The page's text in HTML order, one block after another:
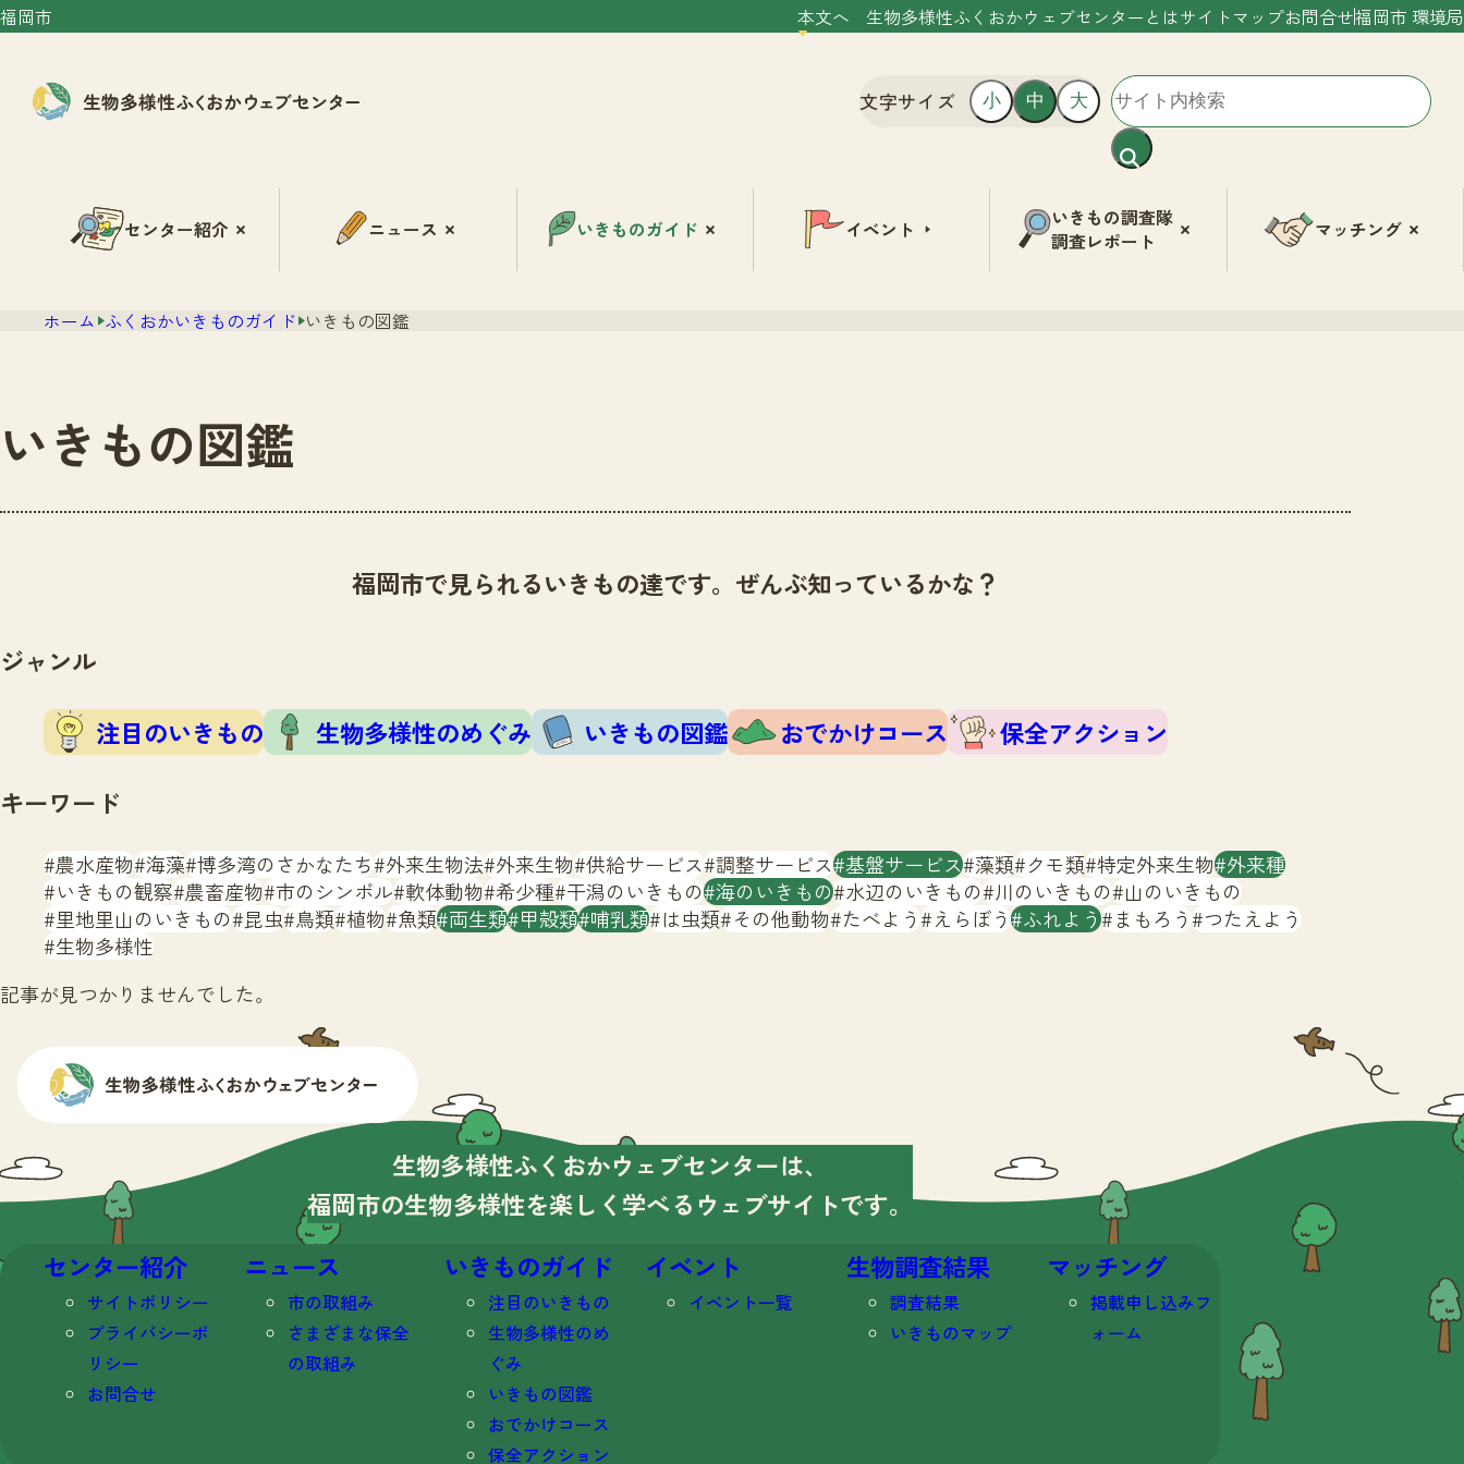
福岡市 本文へ 生物多様性ふくおかウェブセンターとはサイトマップお問合せ福岡市 環境局
文字サイズ 小 中 大
センター紹介 ニュース いきものガイド イベント
いきもの調査隊
調査レポート
マッチング
ホーム ふくおかいきものガイド いきもの図鑑
いきもの図鑑
福岡市で見られるいきもの達です。ぜんぶ知っているかな？
ジャンル
注目のいきもの 生物多様性のめぐみ いきもの図鑑 おでかけコース
保全アクション
キーワード
農水産物 海藻 博多湾のさかなたち 外来生物法 外来生物 供給サービス 調整サービス 基盤サービス 藻類 クモ類 特定外来生物 外来種
いきもの観察 農畜産物 市のシンボル 軟体動物 希少種 干潟のいきもの 海のいきもの 水辺のいきもの 川のいきもの 山のいきもの
里地里山のいきもの 昆虫 鳥類 植物 魚類 両生類 甲殻類 哺乳類 は虫類 その他動物 たべよう えらぼう ふれよう まもろう つたえよう
生物多様性
記事が見つかりませんでした。
生物多様性ふくおかウェブセンターは、
福岡市の生物多様性を楽しく学べる ウェブサイトです。
センター紹介
サイトポリシー
プライバシーポ
リシー
お問合せ
ニュース
市の取組み
さまざまな保全
の取組み
いきものガイド
注目のいきもの
生物多様性のめ
ぐみ
いきもの図鑑
おでかけコース
保全アクション
イベント
イベント一覧
生物調査結果
調査結果
いきものマップ
マッチング
掲載申し込みフ
ォーム